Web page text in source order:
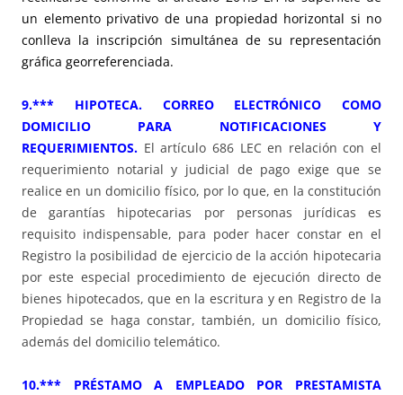
un elemento privativo de una propiedad horizontal si no
conlleva la inscripción simultánea de su representación
gráfica georreferenciada.
9.*** HIPOTECA. CORREO ELECTRÓNICO COMO
DOMICILIO PARA NOTIFICACIONES Y
REQUERIMIENTOS. El artículo 686 LEC en relación con el
requerimiento notarial y judicial de pago exige que se
realice en un domicilio físico, por lo que, en la constitución
de garantías hipotecarias por personas jurídicas es
requisito indispensable, para poder hacer constar en el
Registro la posibilidad de ejercicio de la acción hipotecaria
por este especial procedimiento de ejecución directo de
bienes hipotecados, que en la escritura y en Registro de la
Propiedad se haga constar, también, un domicilio físico,
además del domicilio telemático.
10.*** PRÉSTAMO A EMPLEADO POR PRESTAMISTA